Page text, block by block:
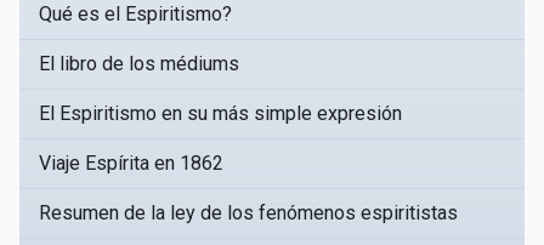
Qué es el Espiritismo?
El libro de los médiums
El Espiritismo en su más simple expresión
Viaje Espírita en 1862
Resumen de la ley de los fenómenos espiritistas